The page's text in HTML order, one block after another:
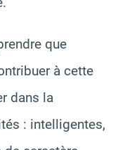
que
à cette
dans la
: intelligentes,